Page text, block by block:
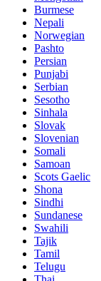
Burmese
Nepali
Norwegian
Pashto
Persian
Punjabi
Serbian
Sesotho
Sinhala
Slovak
Slovenian
Somali
Samoan
Scots Gaelic
Shona
Sindhi
Sundanese
Swahili
Tajik
Tamil
Telugu